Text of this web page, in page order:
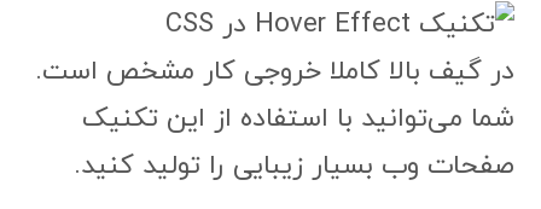
در گیف بالا کاملا خروجی کار مشخص است.
شما می‌توانید با استفاده از این تکنیک
صفحات وب بسیار زیبایی را تولید کنید.